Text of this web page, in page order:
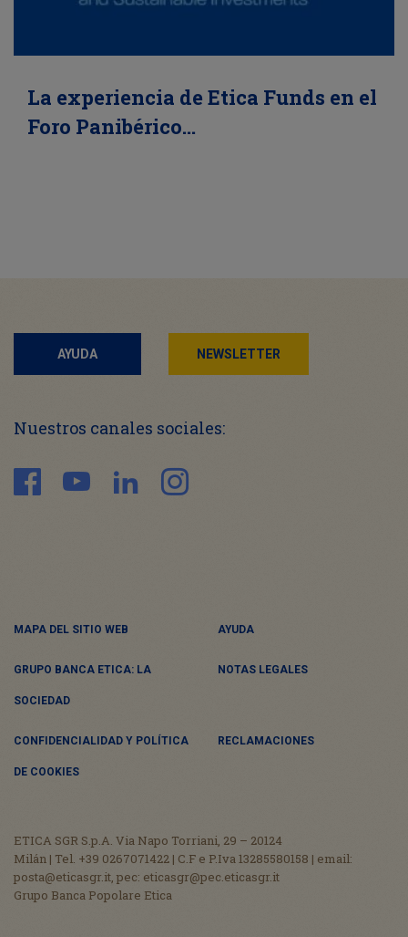
La experiencia de Etica Funds en el
Foro Panibérico…
AYUDA NEWSLETTER
Nuestros canales sociales:
MAPA DEL SITIO WEB AYUDA
GRUPO BANCA ETICA: LA
SOCIEDAD
NOTAS LEGALES
CONFIDENCIALIDAD Y POLÍTICA
DE COOKIES
RECLAMACIONES
ETICA SGR S.p.A. Via Napo Torriani, 29 – 20124
Milán | Tel. +39 0267071422 | C.F e P.Iva 13285580158 | email:
posta@eticasgr.it, pec: eticasgr@pec.eticasgr.it
Grupo Banca Popolare Etica